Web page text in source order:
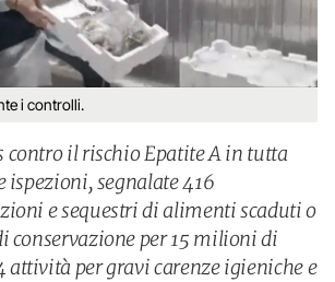
i controlli.
contro il rischio Epatite A in tutta
segnalate 416
e sequestri di alimenti scaduti o
conservazione per 15 milioni di
attività per gravi carenze igieniche e